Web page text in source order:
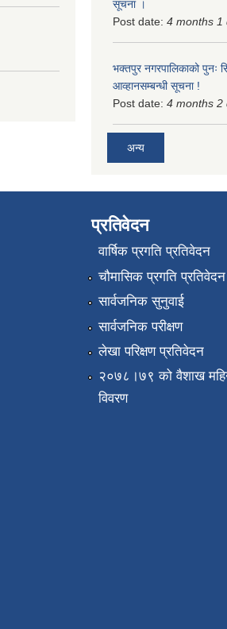
सूचना ।
Post date: 4 months 1
भक्तपुर नगरपालिकाको पुनः
आव्हानसम्बन्धी सूचना !
Post date: 4 months 2
अन्य
प्रतिवेदन
वार्षिक प्रगति प्रतिवेदन
चौमासिक प्रगति प्रतिवेदन
सार्वजनिक सुनुवाई
सार्वजनिक परीक्षण
लेखा परिक्षण प्रतिवेदन
२०७८।७९ को वैशाख
विवरण